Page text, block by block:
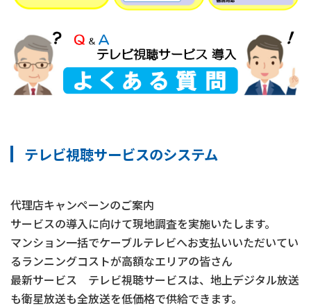
テレビ視聴サービスのシステム
代理店キャンペーンのご案内
サービスの導入に向けて現地調査を実施いたします。
マンション一括でケーブルテレビへお支払いいただいてい
るランニングコストが高額なエリアの皆さん
最新サービス テレビ視聴サービスは、地上デジタル放送
も衛星放送も全放送を低価格で供給できます。